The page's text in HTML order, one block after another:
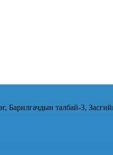
Барилгачдын талбай-3,